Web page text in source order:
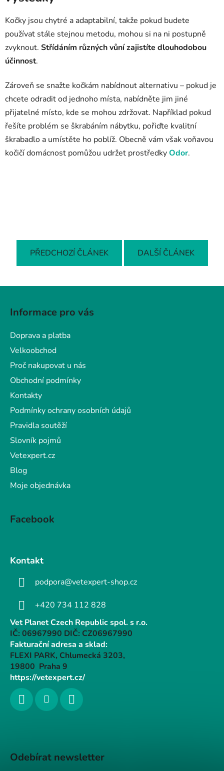
Kočky jsou chytré a adaptabilní, takže pokud budete
používat stále stejnou metodu, mohou si na ni postupně
zvyknout. Střídáním různých vůní zajistíte dlouhodobou
účinnost.
Zároveň se snažte kočkám nabídnout alternativu – pokud je
chcete odradit od jednoho místa, nabídněte jim jiné
přijatelné místo, kde se mohou zdržovat. Například pokud
řešíte problém se škrabáním nábytku, pořiďte kvalitní
škrabadlo a umístěte ho poblíž. Obecně vám však voňavou
kočičí domácnost pomůžou udržet prostředkyOdor.
PŘEDCHOZÍ ČLÁNEK DALŠÍ ČLÁNEK
Informace pro vás
Doprava a platba
Velkoobchod
Proč nakupovat u nás
Obchodní podmínky
Kontakty
Podmínky ochrany osobních údajů
Pravidla soutěží
Slovník pojmů
Vetexpert.cz
Blog
Moje objednávka
Facebook
Kontakt
podpora@vetexpert-shop.cz
+420 734 112 828
Vet Planet Czech Republic spol. s r.o.
IČ: 06967990 DIČ: CZ06967990
Fakturační adresa a sklad:
FLEXI PARK, Chlumecká 3203,
19800 Praha 9
https://vetexpert.cz/
Odebírat newsletter